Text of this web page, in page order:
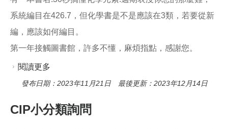
系統編目在426.7，但化學書是不是應該在3類，若要從新
編，應該如何編目。
第一年接觸圖書館，許多不懂，麻煩指點，感謝您。
閱讀更多
發布日期：2023年11月21日 最後更新：2023年12月14日
CIP小分類詢問